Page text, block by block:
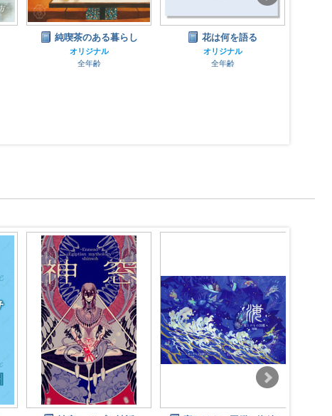
純喫茶のある暮らし
オリジナル
全年齢
花は何を語る
オリジナル
全年齢